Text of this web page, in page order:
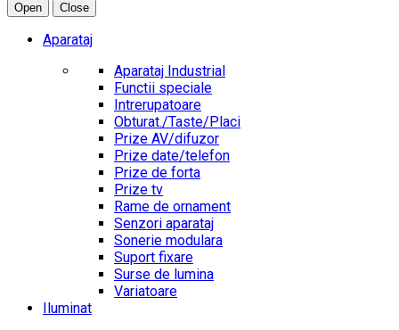
Open Close
Aparataj
Aparataj Industrial
Functii speciale
Intrerupatoare
Obturat./Taste/Placi
Prize AV/difuzor
Prize date/telefon
Prize de forta
Prize tv
Rame de ornament
Senzori aparataj
Sonerie modulara
Suport fixare
Surse de lumina
Variatoare
Iluminat